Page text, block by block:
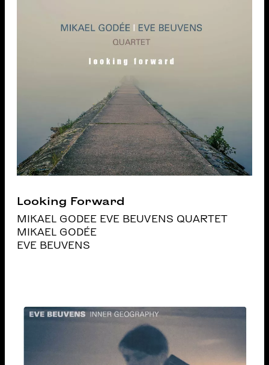
Looking Forward
MIKAEL GODEE EVE BEUVENS QUARTET
MIKAEL GODÉE
EVE BEUVENS